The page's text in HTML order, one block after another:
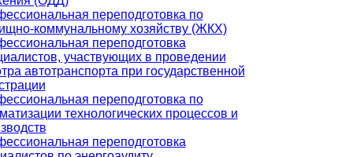
переподготовка по
коммунальному хозяйству (ЖКХ)
переподготовка
участвующих в проведении
автотранспорта при государственной
переподготовка по
технологических процессов и
переподготовка